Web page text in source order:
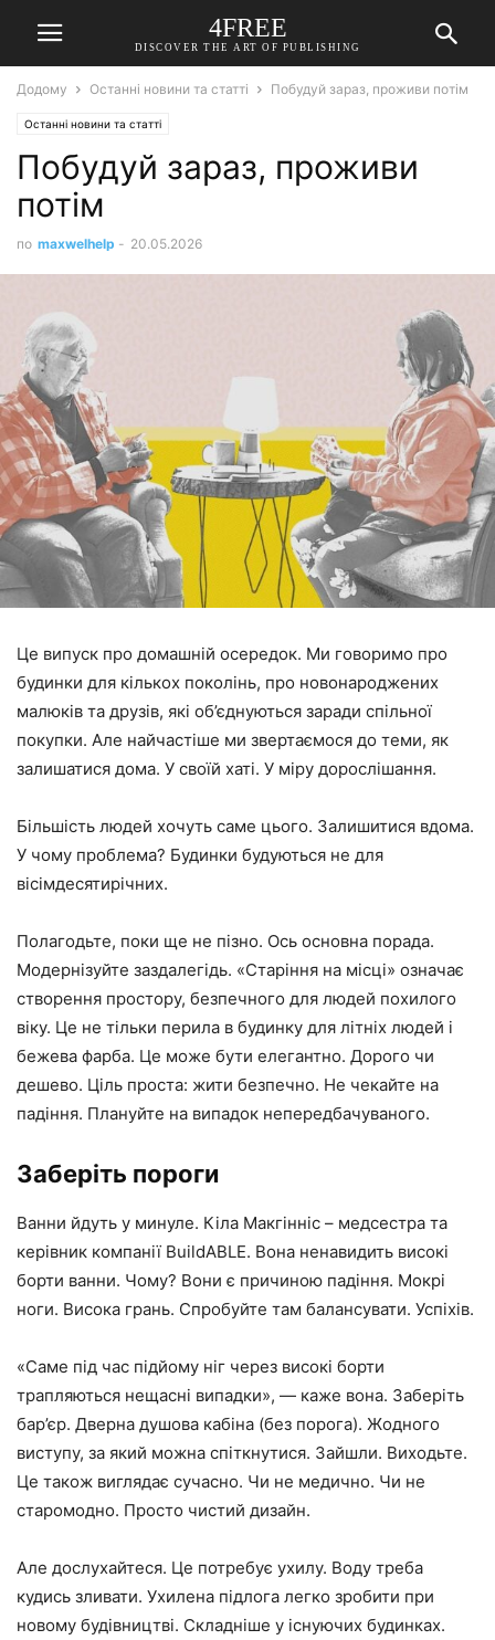
4FREE
DISCOVER THE ART OF PUBLISHING
Додому Останні новини та статті Побудуй зараз, проживи потім
Останні новини та статті
Побудуй зараз, проживи
потім
по maxwelhelp - 20.05.2026
Це випуск про домашній осередок. Ми говоримо про
будинки для кількох поколінь, про новонароджених
малюків та друзів, які об’єднуються заради спільної
покупки. Але найчастіше ми звертаємося до теми, як
залишатися дома. У своїй хаті. У міру дорослішання.
Більшість людей хочуть саме цього. Залишитися вдома.
У чому проблема? Будинки будуються не для
вісімдесятирічних.
Полагодьте, поки ще не пізно. Ось основна порада.
Модернізуйте заздалегідь. «Старіння на місці» означає
створення простору, безпечного для людей похилого
віку. Це не тільки перила в будинку для літніх людей і
бежева фарба. Це може бути елегантно. Дорого чи
дешево. Ціль проста: жити безпечно. Не чекайте на
падіння. Плануйте на випадок непередбачуваного.
Заберіть пороги
Ванни йдуть у минуле. Кіла Макгінніс – медсестра та
керівник компанії BuildABLE. Вона ненавидить високі
борти ванни. Чому? Вони є причиною падіння. Мокрі
ноги. Висока грань. Спробуйте там балансувати. Успіхів.
«Саме під час підйому ніг через високі борти
трапляються нещасні випадки», — каже вона. Заберіть
бар’єр. Дверна душова кабіна (без порога). Жодного
виступу, за який можна спіткнутися. Зайшли. Виходьте.
Це також виглядає сучасно. Чи не медично. Чи не
старомодно. Просто чистий дизайн.
Але дослухайтеся. Це потребує ухилу. Воду треба
кудись зливати. Ухилена підлога легко зробити при
новому будівництві. Складніше у існуючих будинках.